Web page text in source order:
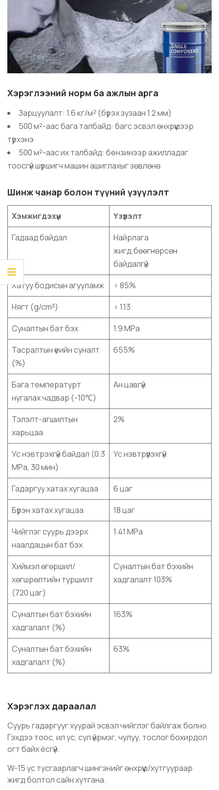
Хэрэглээний норм ба ажлын арга
Зарцуулалт: 1.6 кг/м² (бүрэх зузаан 1.2 мм)
500 м²-аас бага талбайд: багс эсвэл өнхрүүшээр
түрхэнэ
500 м²-аас их талбайд: бензинээр ажилладаг
тоосгүй шүршигч машин ашиглахыг зөвлөнө
Шинж чанар болон түүний үзүүлэлт
Хэмжигдэхүүн
Үзүүлэлт
Гадаад байдал
Найрлага
жигд,бөөгнөрсөн
байдалгүй
Хатуу бодисын агууламж
> 85%
Нягт (g/cm³)
> 1.13
Суналтын бат бэх
1.9 MPa
Тасралтын үеийн суналт
(%)
655%
Бага температурт
нугалах чадвар (-10℃)
Ан цавгүй
Тэлэлт-агшилтын
харьцаа
2%
Ус нэвтрэхгүй байдал (0.3
MPa, 30 мин)
Ус нэвтрүүлэхгүй
Гадаргуу хатах хугацаа
6 цаг
Бүрэн хатах хугацаа
18 цаг
Чийглэг суурь дээрх
наалдацын бат бэх
1.41 MPa
Хиймэл өгөршил/
хөгшрөлтийн туршилт
(720 цаг)
Суналтын бат бэхийн
хадгалалт 103%
Суналтын бат бэхийн
хадгалалт (%)
163%
Суналтын бат бэхийн
хадгалалт (%)
63%
Хэрэглэх дараалал
Суурь гадаргууг хуурай эсвэл чийглэг байлгаж болно.
Гэхдээ тоос, ил ус, сул үйрмэг, чулуу, тослог бохирдол
огт байх ёсгүй.
W-15 ус тусгаарлагч шингэнийг өнхрүүш/хутгуураар
жигд болтол сайн хутгана.